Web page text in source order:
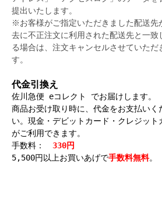
提出いたします。
※お客様がご指定いただきました配送先
去に不正注文に利用された配送先と一致
る場合は、注文キャンセルさせていただ
す。
代金引換え
佐川急便 eコレクト でお届けします。
商品お受け取り時に、代金をお支払いく
い。現金・デビットカード・クレジット
がご利用できます。
手数料： 330円
5,500円以上お買いあげで手数料無料。